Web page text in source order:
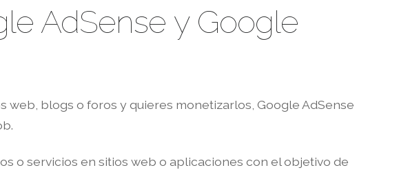
AdSense y Google
blogs o foros y quieres monetizarlos, Google AdSense
o servicios en sitios web o aplicaciones con el objetivo de